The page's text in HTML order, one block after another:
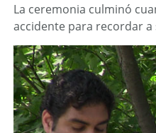
La ceremonia culminó
accidente para recordar